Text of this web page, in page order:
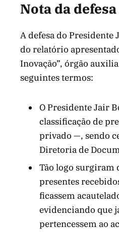
Nota da
A defesa do
do relatório
Inovação”, órgão
seguintes termos:
O Presidente Jair
classificação de
privado —, sendo
Diretoria de
Tão logo surgiram
presentes
ficassem
evidenciando que
pertencessem ao